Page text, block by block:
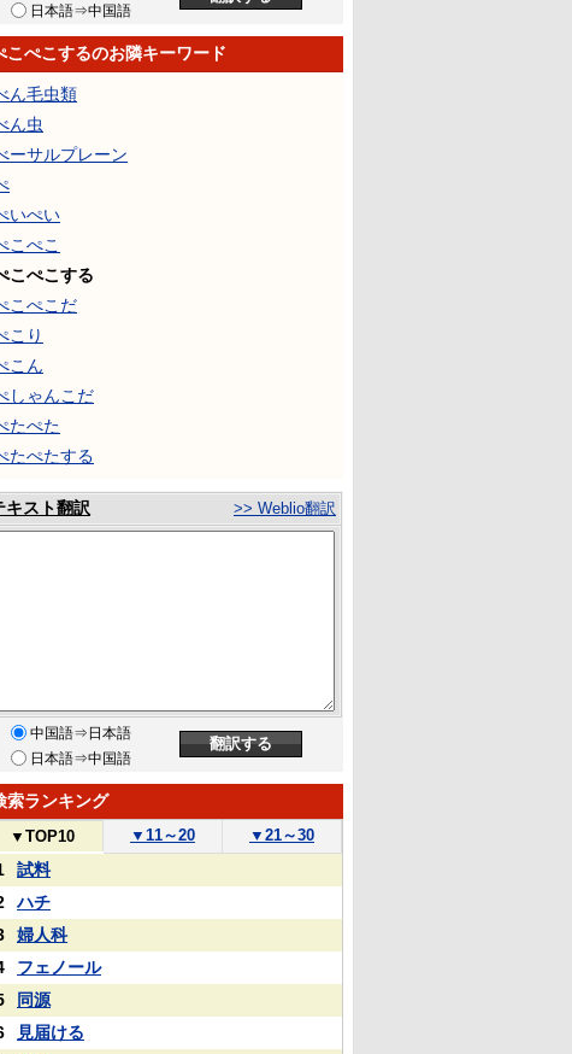
日本語⇒中国語
こぺこするのお隣キーワード
ん毛虫類
ん虫
ーサルプレーン
いぺい
こぺこ
こぺこする
こぺこだ
こり
こん
しゃんこだ
たぺた
たぺたする
キスト翻訳 >> Weblio翻訳
中国語⇒日本語
日本語⇒中国語
索ランキング
▼ TOP10 ▼ 11～20 ▼ 21～30
試料
ハチ
婦人科
フェノール
同源
見届ける